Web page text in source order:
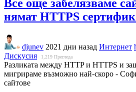
Все още забелязваме
нямат HTTPS
djunev 2021 дни назад Интернет
Дискусия
1,219 Прегледа
Разликата между HTTP и HTTPS и
мигрираме възможно най-скоро -
сайтове